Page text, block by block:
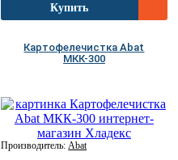
Купить
Картофелечистка Abat
МКК-300
Производитель:Abat